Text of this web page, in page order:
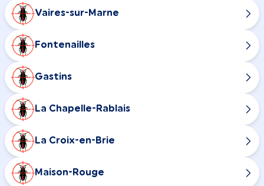
Vaires-sur-Marne
Fontenailles
Gastins
La Chapelle-Rablais
La Croix-en-Brie
Maison-Rouge